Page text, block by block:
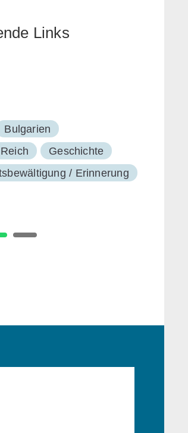
Links
Bulgarien
Geschichte
/ Erinnerung